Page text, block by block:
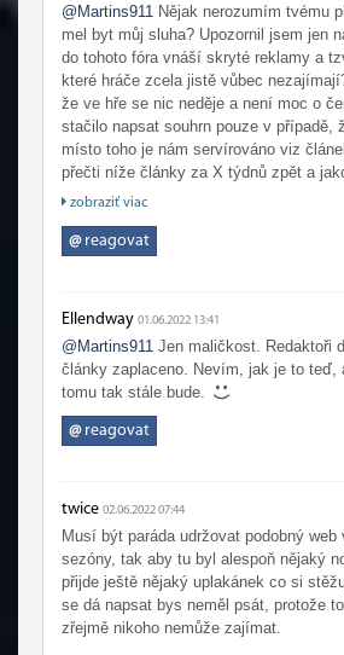
@Martins911 Nějak nerozumím tvému
mel byt můj sluha? Upozornil jsem jen
do tohoto fóra vnáší skryté reklamy a
které hráče zcela jistě vůbec
že ve hře se nic neděje a není moc o
stačilo napsat souhrn pouze v případě,
místo toho je nám servírováno viz
přečti níže články za X týdnů zpět a
hodnotu ti ty články dají. A propos
to dobrovolně a jako svobodny člověk,
To že někde veřejně přispívá články ve
ho ještě nezbavuje povinnosti, aby
hlavu a patu, pokud však jeho
aby jaksi uměle udržovaly, alespoň
potom beru zpět a tyto fantastické
plní svůj účel.
zobraziť viac
@reagovat
Ellendway 01.06.2022 13:41
@Martins911 Jen maličkost. Redaktoři
články zaplaceno. Nevím, jak je to teď,
tomu tak stále bude.
@reagovat
twice 02.06.2022 07:44
Musí být paráda udržovat podobný
sezóny, tak aby tu byl alespoň nějaký
přijde ještě nějaký uplakánek co si
se dá napsat bys neměl psát, protože
zřejmě nikoho nemůže zajímat.